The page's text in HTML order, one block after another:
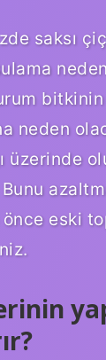
saksı
neden
üzerinde
önce eski